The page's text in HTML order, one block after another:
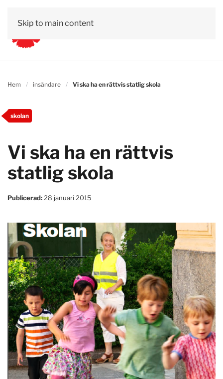
Skip to main content
Hem insändare Vi ska ha en rättvis statlig skola
skolan
Vi ska ha en rättvis
statlig skola
Publicerad: 28 januari 2015